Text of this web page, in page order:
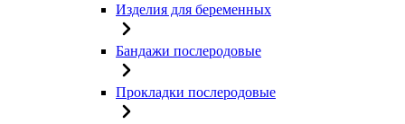
Изделия для беременных
Бандажи послеродовые
Прокладки послеродовые